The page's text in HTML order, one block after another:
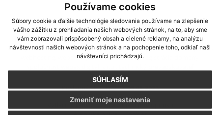
Používame cookies
Súbory cookie a ďalšie technológie sledovania používame na zlepšenie
vášho zážitku z prehliadania našich webových stránok, na to, aby sme
vám zobrazovali prispôsobený obsah a cielené reklamy, na analýzu
návštevnosti našich webových stránok a na pochopenie toho, odkiaľ naši
návštevníci prichádzajú.
SÚHLASÍM
Zmeniť moje nastavenia
využite možnosť získavania aktuálnych informácií s využitím RSS
CMS systém (redakčný) systém ECHELON 2,Mapa stránok,web portál
webex.digital, s.r.o.,domény,registrácia domény
Posledná aktualizácia:05.08.2026
Vytlačiť stránku|Vyhlásenie o prístupnosti